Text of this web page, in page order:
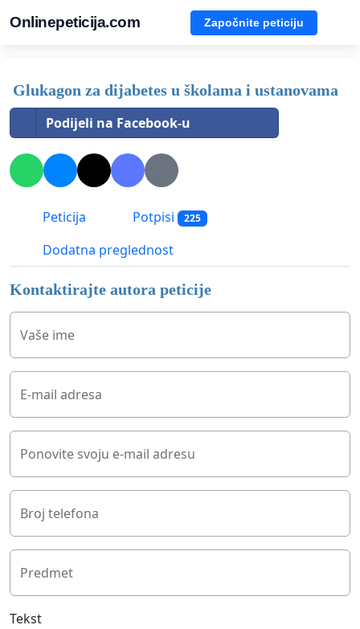
Onlinepeticija.com Započnite peticiju
Glukagon za dijabetes u školama i ustanovama
Podijeli na Facebook-u
Peticija Potpisi 225
Dodatna preglednost
Kontaktirajte autora peticije
Vaše ime
E-mail adresa
Ponovite svoju e-mail adresu
Broj telefona
Predmet
Tekst